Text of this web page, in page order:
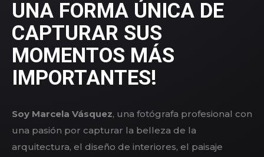
UNA FORMA ÚNICA DE
CAPTURAR SUS
MOMENTOS MÁS
IMPORTANTES!
Soy Marcela Vásquez, una fotógrafa profesional con
una pasión por capturar la belleza de la
arquitectura, el diseño de interiores, el paisaje